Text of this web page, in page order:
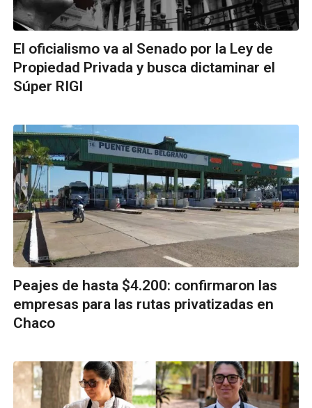
El oficialismo va al Senado por la Ley de
Propiedad Privada y busca dictaminar el
Súper RIGI
Peajes de hasta $4.200: confirmaron las
empresas para las rutas privatizadas en
Chaco